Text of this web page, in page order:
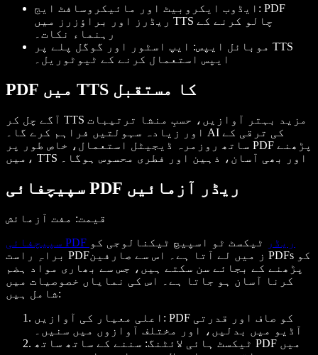
ایڈوب ایکروبیٹ اور مائیکروسافٹ ایج : PDF
ریڈرز اور براؤزرز میں TTS چالو کرنے کے
رہنماء نکات۔
موبائل ایپس: ایپ اسٹور اور گوگل پلے پر TTS
ایپس استعمال کرنے کے ٹیوٹوریل۔
PDF میں TTS کا مستقبل
آگے چل کر TTS مزید بہتر آوازیں، حسبِ منشا ترتیبات
اور زیادہ سہولتیں فراہم کرے گا۔ AI کی ترقی کے
ساتھ روزمرہ ڈیجیٹل استعمال، خاص طور پر PDF پڑھنے
میں، TTS اور بھی آسان، ذہین اور فطری محسوس ہوگا۔
سپیچفائی PDF ریڈر آزمائیں
قیمت: مفت آزمائش
سپیچفائی PDF ریڈر
ٹیکسٹ ٹو اسپیچ ٹیکنالوجی کو
براہِ راست PDFز میں لے آتا ہے۔ اس سے صارفین PDFs کو
پڑھنے کے بجائے سن سکتے ہیں، جس سے بھاری مواد ہضم
کرنا آسان ہو جاتا ہے۔ اس کی نمایاں خصوصیات میں
شامل ہیں:
اعلی معیار کی آوازیں : PDF کو صاف اور قدرتی
آڈیو میں بدلیں، اور مختلف آوازوں میں سنیں۔
ٹیکسٹ ہائی لائٹنگ: سننے کے ساتھ ساتھ PDF میں